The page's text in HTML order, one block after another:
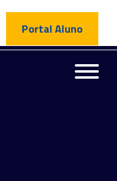
Portal Aluno